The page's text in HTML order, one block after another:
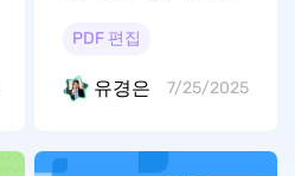
PDF 편집
유경은 7/25/2025